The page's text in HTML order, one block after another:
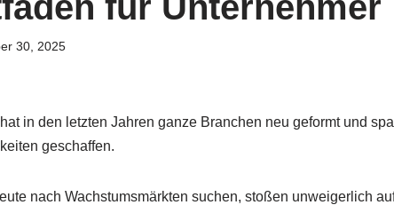
30, 2025
in den letzten Jahren ganze Branchen neu geformt und
geschaffen.
nach Wachstumsmärkten suchen, stoßen unweigerlich